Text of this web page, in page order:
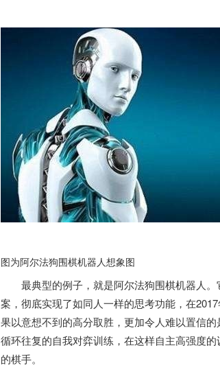
图为阿尔法狗围棋机器人想象图
最典型的例子，就是阿尔法狗围棋机器人
案，彻底实现了如同人一样的思考功能，在
果以意想不到的高分取胜，更加令人难以置信
循环往复的自我对弈训练，在这样自主高强度
的棋手。